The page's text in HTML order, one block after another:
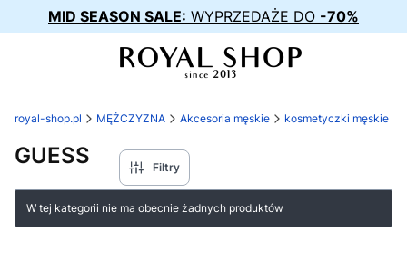
MID SEASON SALE: WYPRZEDAŻE DO -70%
royal-shop.pl MĘŻCZYZNA Akcesoria męskie kosmetyczki męskie
GUESS Filtry
Lista produktów
W tej kategorii nie ma obecnie żadnych produktów